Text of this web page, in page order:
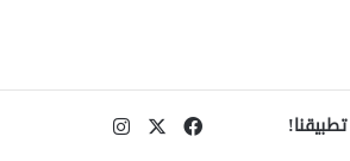
فيسبوكانستقرام